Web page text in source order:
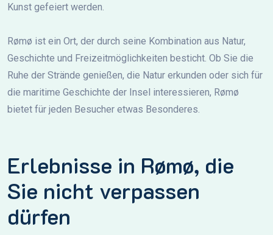
Kunst gefeiert werden.
Rømø ist ein Ort, der durch seine Kombination aus Natur,
Geschichte und Freizeitmöglichkeiten besticht. Ob Sie die
Ruhe der Strände genießen, die Natur erkunden oder sich für
die maritime Geschichte der Insel interessieren, Rømø
bietet für jeden Besucher etwas Besonderes.
Erlebnisse in Rømø, die
Sie nicht verpassen
dürfen